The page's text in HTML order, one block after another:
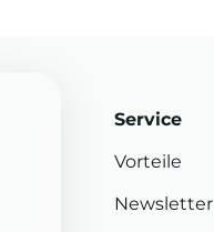
Service
Vorteile
Newsletter